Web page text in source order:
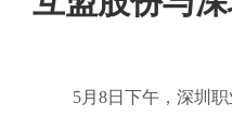
5月8日下午，深圳